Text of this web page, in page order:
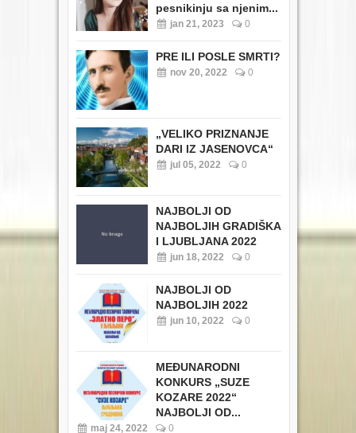
pesnikinju sa njenim...
jan 21, 2023 0
PRE ILI POSLE SMRTI?
nov 20, 2022 0
„VELIKO PRIZNANJE
DARI IZ JASENOVCA“
jul 05, 2022 0
NAJBOLJI OD
NAJBOLJIH GRADIŠKA
I LJUBLJANA 2022
jun 18, 2022 0
NAJBOLJI OD
NAJBOLJIH 2022
jun 10, 2022 0
MEĐUNARODNI
KONKURS „SUZE
KOZARE 2022“
NAJBOLJI OD...
maj 24, 2022 0